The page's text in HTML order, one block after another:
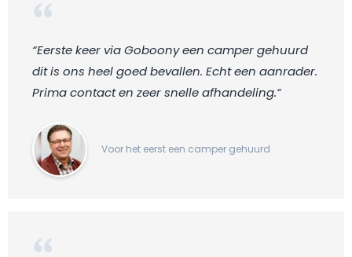
“Eerste keer via Goboony een camper gehuurd
dit is ons heel goed bevallen. Echt een aanrader.
Prima contact en zeer snelle afhandeling.“
Voor het eerst een camper gehuurd